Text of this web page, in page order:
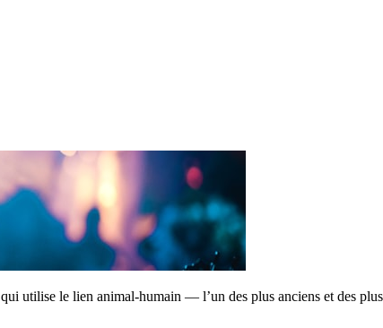
qui utilise le lien animal-humain — l’un des plus anciens et des